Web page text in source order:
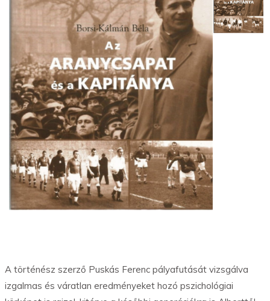
A történész szerző Puskás Ferenc pályafutását vizsgálva
izgalmas és váratlan eredményeket hozó pszichológiai